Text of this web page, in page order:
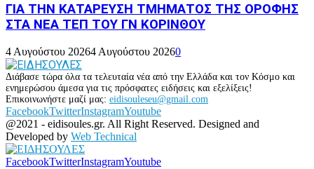
ΓΙΑ ΤΗΝ ΚΑΤΑΡΕΥΣΗ ΤΜΗΜΑΤΟΣ ΤΗΣ ΟΡΟΦΗΣ
ΣΤΑ ΝΕΑ ΤΕΠ ΤΟΥ ΓΝ ΚΟΡΙΝΘΟΥ
4 Αυγούστου 20264 Αυγούστου 20260
Διάβασε τώρα όλα τα τελευταία νέα από την Ελλάδα και τον Κόσμο και
ενημερώσου άμεσα για τις πρόσφατες ειδήσεις και εξελίξεις!
Επικοινωνήστε μαζί μας: eidisouleseu@gmail.com
FacebookTwitterInstagramYoutube
@2021 - eidisoules.gr. All Right Reserved. Designed and
Developed by Web Technical
FacebookTwitterInstagramYoutube